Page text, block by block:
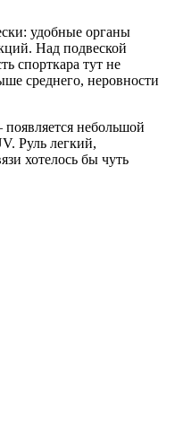
удобные органы
Над подвеской
спорткара тут не
среднего, неровности
небольшой
Руль легкий,
хотелось бы чуть